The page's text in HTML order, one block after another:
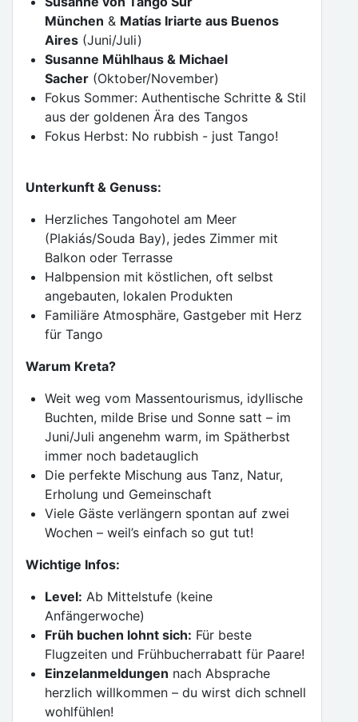
München & Matías Iriarte aus Buenos
Aires (Juni/Juli)
Susanne Mühlhaus & Michael
Sacher (Oktober/November)
Fokus Sommer: Authentische Schritte & Stil
aus der goldenen Ära des Tangos
Fokus Herbst: No rubbish - just Tango!
Unterkunft & Genuss:
Herzliches Tangohotel am Meer
(Plakiás/Souda Bay), jedes Zimmer mit
Balkon oder Terrasse
Halbpension mit köstlichen, oft selbst
angebauten, lokalen Produkten
Familiäre Atmosphäre, Gastgeber mit Herz
für Tango
Warum Kreta?
Weit weg vom Massentourismus, idyllische
Buchten, milde Brise und Sonne satt – im
Juni/Juli angenehm warm, im Spätherbst
immer noch badetauglich
Die perfekte Mischung aus Tanz, Natur,
Erholung und Gemeinschaft
Viele Gäste verlängern spontan auf zwei
Wochen – weil’s einfach so gut tut!
Wichtige Infos:
Level: Ab Mittelstufe (keine
Anfängerwoche)
Früh buchen lohnt sich: Für beste
Flugzeiten und Frühbucherrabatt für Paare!
Einzelanmeldungen nach Absprache
herzlich willkommen – du wirst dich schnell
wohlfühlen!